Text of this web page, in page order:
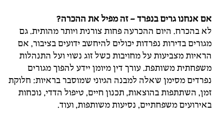
אם אנחנו גרים בנפרד – זה מפיל את ההכרה?
לא בהכרח. היום ההכרעה פחות צורנית ויותר מהותית. גם
מגורים בדירות נפרדות יכולים להיחשב ידועים בציבור, אם
הראיות מצביעות על מחויבות כשל זוג נשוי ועל התנהלות
משפחתית משותפת. עורך דין מיומן יידע להפוך מגורים
נפרדים מסימן שאלה למבנה הגיוני שמוסבר בראיות: חלוקת
זמן, השתתפות בהוצאות, תכנון חיים, טיפול הדדי, נוכחות
באירועים משפחתיים, נסיעות משותפות, ועוד.